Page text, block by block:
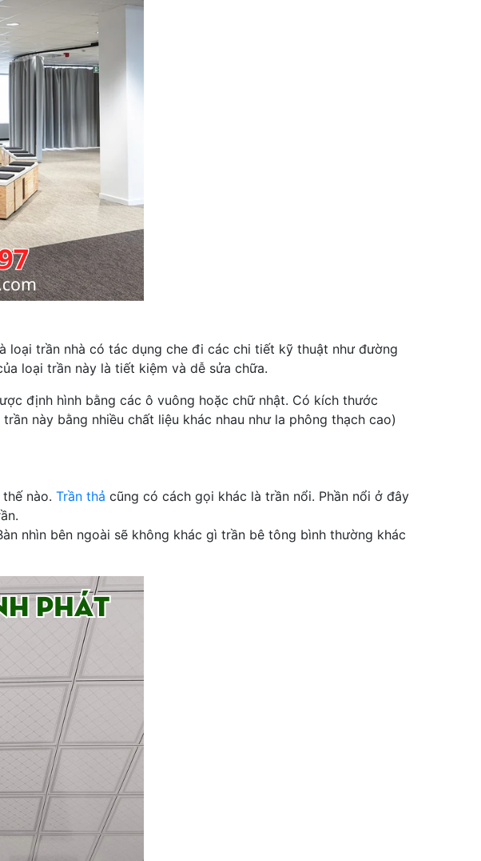
trần nhà có tác dụng che đi các chi tiết kỹ thuật như đường
loại trần này là tiết kiệm và dễ sửa chữa.
định hình bằng các ô vuông hoặc chữ nhật. Có kích thước
này bằng nhiều chất liệu khác nhau như la phông thạch cao)
thế nào. Trần thả cũng có cách gọi khác là trần nổi. Phần nổi ở đây
nhìn bên ngoài sẽ không khác gì trần bê tông bình thường khác